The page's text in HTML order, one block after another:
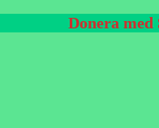
Donera med